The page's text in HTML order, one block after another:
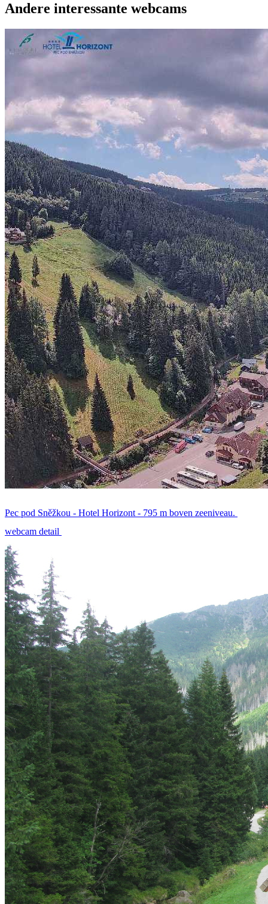
Andere interessante webcams
Pec pod Sněžkou - Hotel Horizont - 795 m boven zeeniveau.
webcam detail